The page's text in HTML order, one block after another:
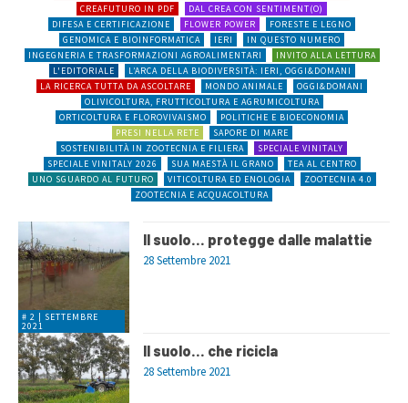
CREAFUTURO IN PDF
DAL CREA CON SENTIMENT(O)
DIFESA E CERTIFICAZIONE
FLOWER POWER
FORESTE E LEGNO
GENOMICA E BIOINFORMATICA
IERI
IN QUESTO NUMERO
INGEGNERIA E TRASFORMAZIONI AGROALIMENTARI
INVITO ALLA LETTURA
L'EDITORIALE
L’ARCA DELLA BIODIVERSITÀ: IERI, OGGI&DOMANI
LA RICERCA TUTTA DA ASCOLTARE
MONDO ANIMALE
OGGI&DOMANI
OLIVICOLTURA, FRUTTICOLTURA E AGRUMICOLTURA
ORTICOLTURA E FLOROVIVAISMO
POLITICHE E BIOECONOMIA
PRESI NELLA RETE
SAPORE DI MARE
SOSTENIBILITÀ IN ZOOTECNIA E FILIERA
SPECIALE VINITALY
SPECIALE VINITALY 2026
SUA MAESTÀ IL GRANO
TEA AL CENTRO
UNO SGUARDO AL FUTURO
VITICOLTURA ED ENOLOGIA
ZOOTECNIA 4.0
ZOOTECNIA E ACQUACOLTURA
# 2 | SETTEMBRE
2021
Il suolo… protegge dalle malattie
28 Settembre 2021
Il suolo… che ricicla
28 Settembre 2021